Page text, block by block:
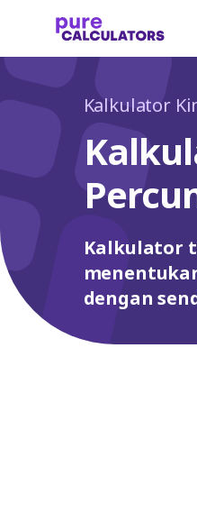
Kalkulator
Kalkulator
dengan